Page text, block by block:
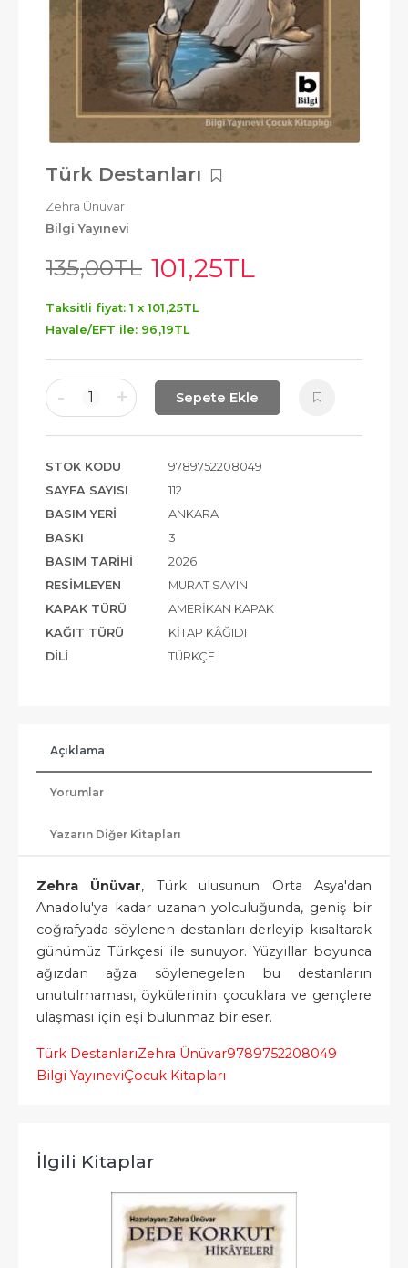
Türk Destanları
Zehra Ünüvar
Bilgi Yayınevi
135,00TL 101,25TL
Taksitli fiyat: 1 x 101 ,25TL
Havale/EFT ile: 96 ,19TL
- 1 + Sepete Ekle
STOK KODU
9789752208049
SAYFA SAYISI
112
BASIM YERI
ANKARA
BASKI
3
BASIM TARIHI
2026
RESIMLEYEN
MURAT SAYIN
KAPAK TÜRÜ
AMERIKAN KAPAK
KAĞIT TÜRÜ
KITAP KÂĞIDI
DILI
TÜRKÇE
Açıklama
Yorumlar
Yazarın Diğer Kitapları
Zehra Ünüvar, Türk ulusunun Orta Asya'dan
Anadolu'ya kadar uzanan yolculuğunda, geniş bir
coğrafyada söylenen destanları derleyip kısaltarak
günümüz Türkçesi ile sunuyor. Yüzyıllar boyunca
ağızdan ağza söylenegelen bu destanların
unutulmaması, öykülerinin çocuklara ve gençlere
ulaşması için eşi bulunmaz bir eser.
Türk DestanlarıZehra Ünüvar9789752208049
Bilgi YayıneviÇocuk Kitapları
İlgili Kitaplar